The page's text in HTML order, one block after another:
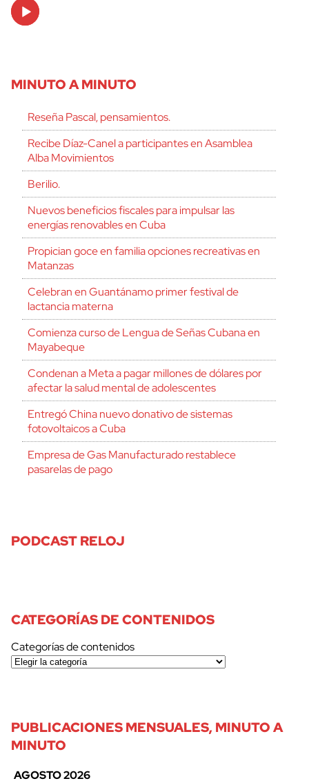
Audio
Player
MINUTO A MINUTO
Reseña Pascal, pensamientos.
Recibe Díaz-Canel a participantes en Asamblea
Alba Movimientos
Berilio.
Nuevos beneficios fiscales para impulsar las
energías renovables en Cuba
Propician goce en familia opciones recreativas en
Matanzas
Celebran en Guantánamo primer festival de
lactancia materna
Comienza curso de Lengua de Señas Cubana en
Mayabeque
Condenan a Meta a pagar millones de dólares por
afectar la salud mental de adolescentes
Entregó China nuevo donativo de sistemas
fotovoltaicos a Cuba
Empresa de Gas Manufacturado restablece
pasarelas de pago
PODCAST RELOJ
CATEGORÍAS DE CONTENIDOS
Categorías de contenidos
PUBLICACIONES MENSUALES, MINUTO A
MINUTO
AGOSTO 2026